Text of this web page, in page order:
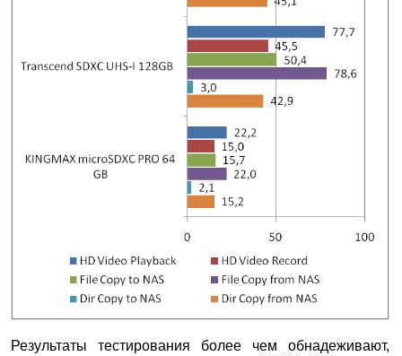
Результаты тестирования более чем обнадеживают,